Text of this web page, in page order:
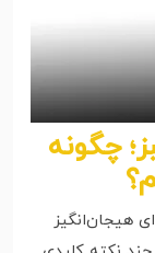
چگونه
هیجان‌انگیز